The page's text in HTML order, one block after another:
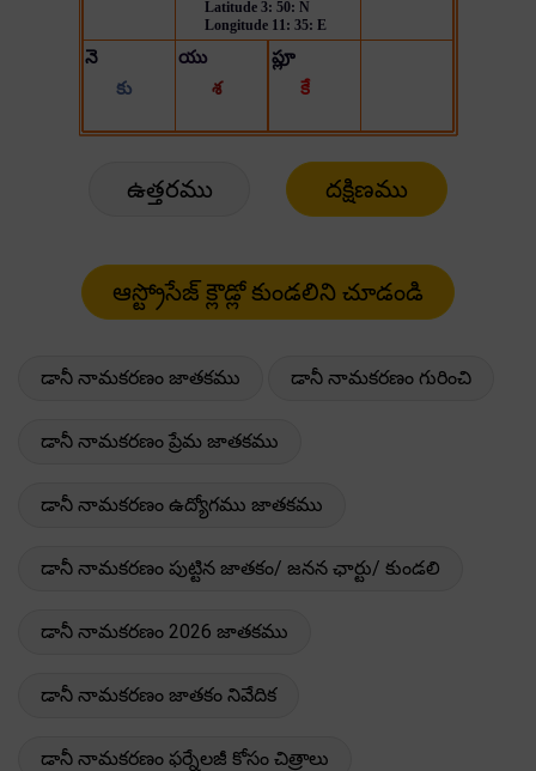
ఉత్తరము దక్షిణము
డానీ నామకరణం జాతకము డానీ నామకరణం గురించి
డానీ నామకరణం ప్రేమ జాతకము
డానీ నామకరణం ఉద్యోగము జాతకము
డానీ నామకరణం పుట్టిన జాతకం/ జనన ఛార్టు/ కుండలి
డానీ నామకరణం 2026 జాతకము
డానీ నామకరణం జాతకం నివేదిక
డానీ నామకరణం ఫర్నేలజీ కోసం చిత్రాలు